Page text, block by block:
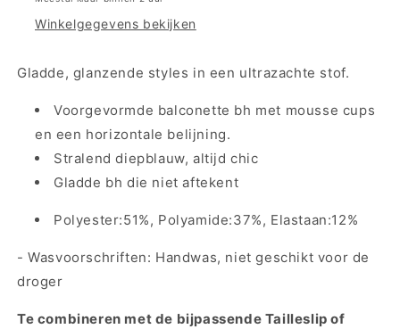
-
0242332
Saffier
-
0242332
Saffier
Blauw
Winkelgegevens bekijken
Gladde, glanzende styles in een ultrazachte stof.
Voorgevormde balconette bh met mousse cups
en een horizontale belijning.
Stralend diepblauw, altijd chic
Gladde bh die niet aftekent
Polyester:51%, Polyamide:37%, Elastaan:12%
- Wasvoorschriften: Handwas, niet geschikt voor de
droger
Te combineren met de bijpassende Tailleslip of